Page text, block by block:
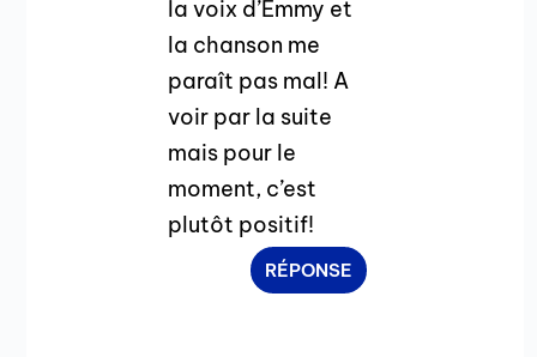
la voix d’Emmy et
la chanson me
paraît pas mal! A
voir par la suite
mais pour le
moment, c’est
plutôt positif!
RÉPONSE